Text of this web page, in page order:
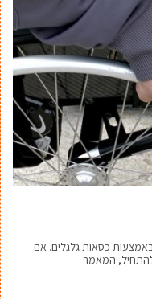
כסאות גלגלים. אם
המאמר